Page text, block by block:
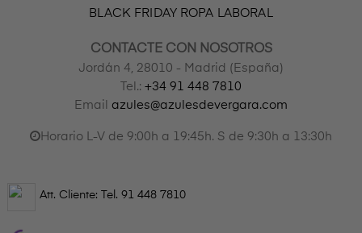
BLACK FRIDAY ROPA LABORAL
CONTACTE CON NOSOTROS
Jordán 4, 28010 - Madrid (España)
Tel.: +34 91 448 7810
Email azules@azulesdevergara.com
Horario L-V de 9:00h a 19:45h. S de 9:30h a 13:30h
Att. Cliente: Tel. 91 448 7810